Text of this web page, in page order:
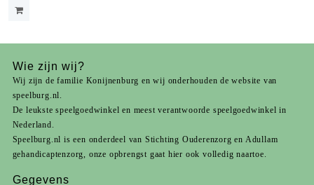
Wie zijn wij?
Wij zijn de familie Konijnenburg en wij onderhouden de website van
speelburg.nl.
De leukste speelgoedwinkel en meest verantwoorde speelgoedwinkel in
Nederland.
Speelburg.nl is een onderdeel van Stichting Ouderenzorg en Adullam
gehandicaptenzorg, onze opbrengst gaat hier ook volledig naartoe.
Gegevens